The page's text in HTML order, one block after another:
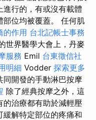
行的，有或沒有載體
部位均被覆蓋。 任何肌
的作用 台北記帳士事務
世界醫學大會上，丹麥
服務 Emil 台東徵信社
明細 Vodder 探索更多
同開發的手動淋巴按摩
除了經典按摩之外，這
治療都有助於減輕壓
解特定部位的疼痛和